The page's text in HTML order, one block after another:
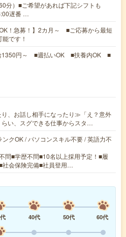
分）■ご希望があれば下記シフトも
遅番 …
OK！急募！】2カ月～ ■ご応募から最短
です！
1350円～ ■週払いOK ■扶養内OK ■
、お話し相手になったり≫「え？意外
らい、スグできる仕事からスタ…
クOK / パソコンスキル不要 / 英語力不
問■学歴不問■10名以上採用予定！■履
社会保険完備■社員登用…
40代 50代
60代